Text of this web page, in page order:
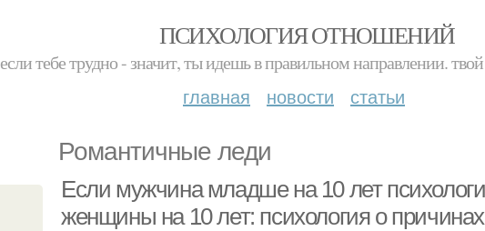
ПСИХОЛОГИЯ ОТНОШЕНИЙ
если тебе трудно - значит, ты идешь в правильном направлении.
главная новости статьи
Романтичные леди
Если мужчина младше на 10 лет
женщины на 10 лет: психология о